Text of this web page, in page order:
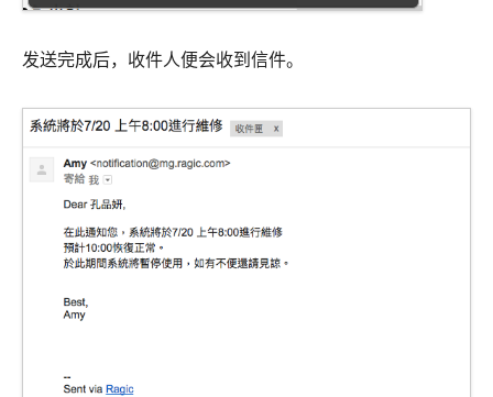
发送完成后，收件人便会收到信件。